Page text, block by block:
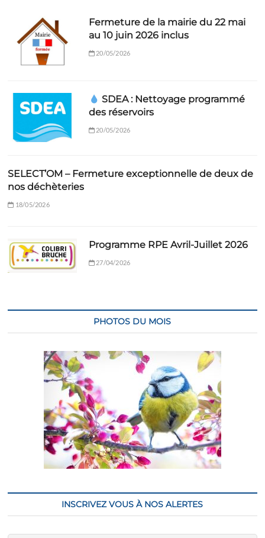
Fermeture de la mairie du 22 mai
au 10 juin 2026 inclus
20/05/2026
SDEA : Nettoyage programmé
des réservoirs
20/05/2026
SELECT’OM – Fermeture exceptionnelle de deux de
nos déchèteries
18/05/2026
Programme RPE Avril-Juillet 2026
27/04/2026
PHOTOS DU MOIS
INSCRIVEZ VOUS À NOS ALERTES